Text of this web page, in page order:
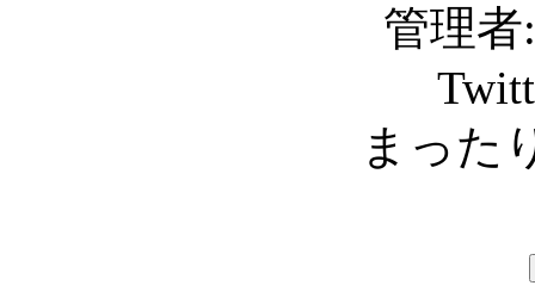
管理者
まった